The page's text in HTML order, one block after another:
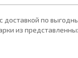
по
из